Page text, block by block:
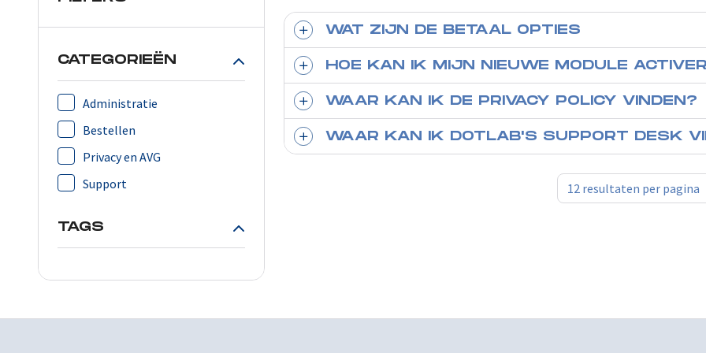
CATEGORIEËN
Administratie
Bestellen
Privacy en AVG
Support
TAGS
WAT ZIJN DE BETAAL OPTIES
HOE KAN IK MIJN NIEUWE MODULE
WAAR KAN IK DE PRIVACY POLICY VINDEN?
WAAR KAN IK DOTLAB'S SUPPORT DESK